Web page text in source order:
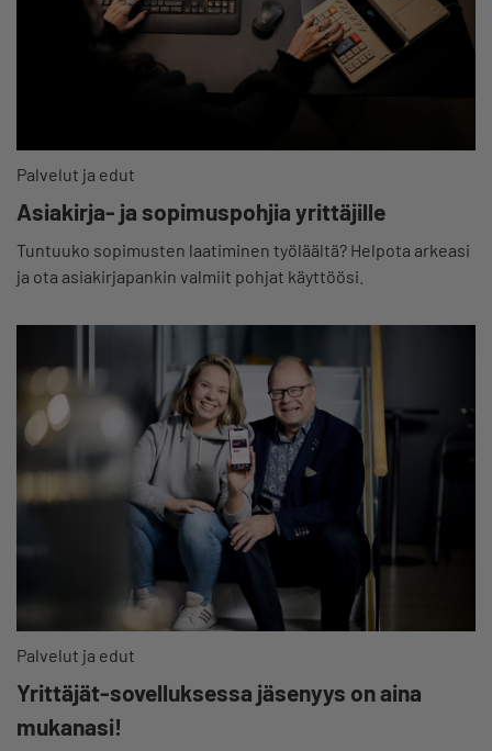
Palvelut ja edut
Asiakirja- ja sopimuspohjia yrittäjille
Tuntuuko sopimusten laatiminen työläältä? Helpota arkeasi
ja ota asiakirjapankin valmiit pohjat käyttöösi.
Palvelut ja edut
Yrittäjät-sovelluksessa jäsenyys on aina
mukanasi!